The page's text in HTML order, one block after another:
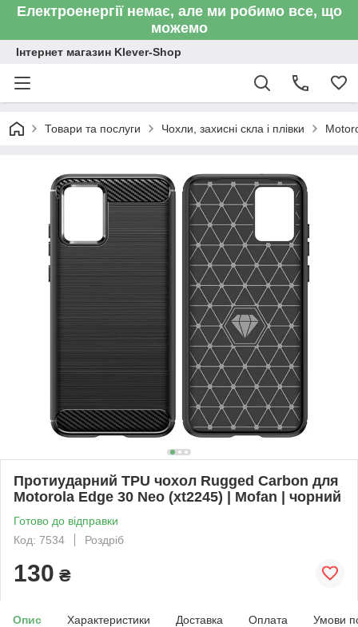
Електроенергії немає, але ми робимо все, що
можемо
Інтернет магазин Klever-Shop
Товари та послуги Чохли, захисні скла і плівки
Протиударний TPU чохол Rugged Carbon для
Motorola Edge 30 Neo (xt2245) | Mofan | чорний
Готово до відправки
Код: 7534
Роздріб
130 ₴
Опис Характеристики Доставка Оплата Умови